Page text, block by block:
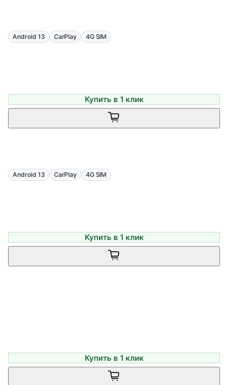
Android 13 CarPlay 4G SIM
Купить в 1 клик
Android 13 CarPlay 4G SIM
Купить в 1 клик
Купить в 1 клик